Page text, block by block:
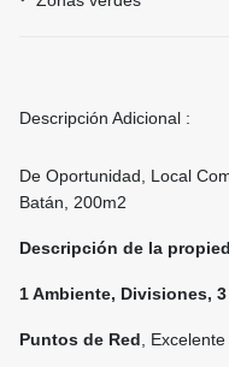
Descripción Adicional :
De Oportunidad, Local
Batán, 200m2
Descripción de la
1 Ambiente, Divisiones,
Puntos de Red ,